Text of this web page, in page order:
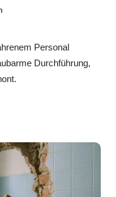
Personal
Durchführung,